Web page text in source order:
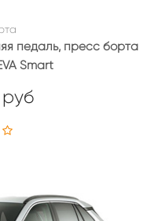
педаль, пресс борта
Smart